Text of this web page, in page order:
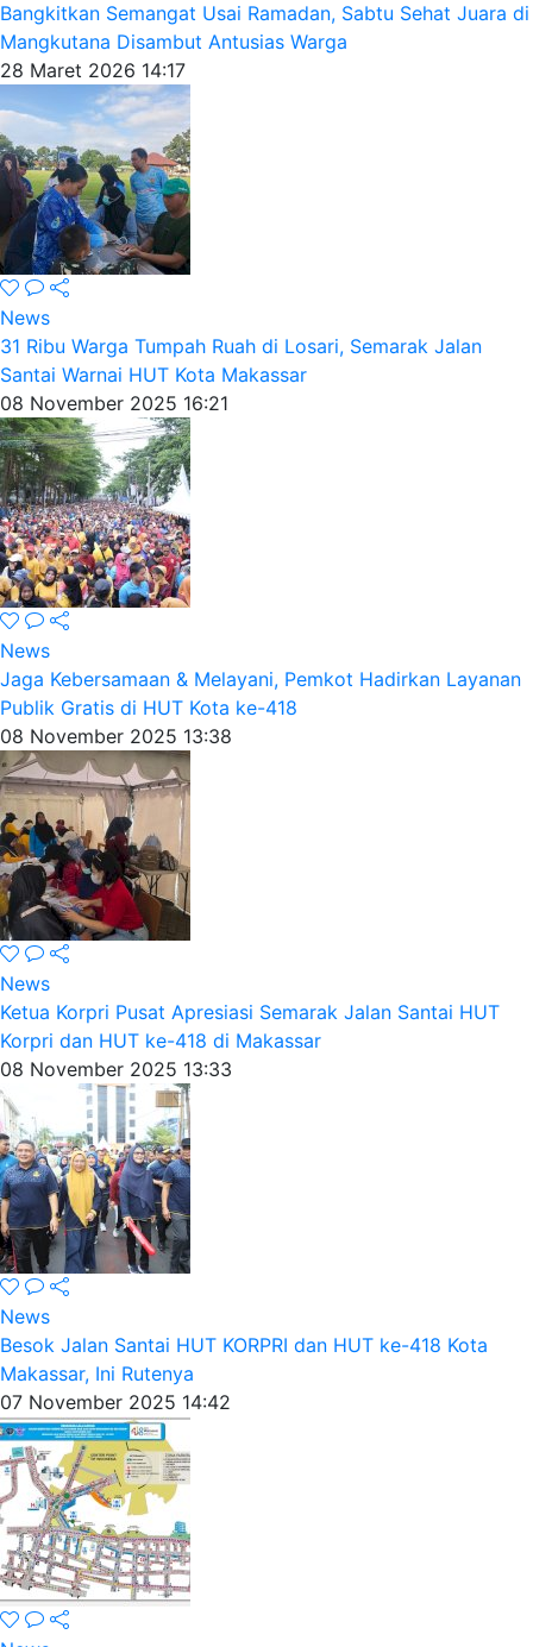
Bangkitkan Semangat Usai Ramadan, Sabtu Sehat Juara di
Mangkutana Disambut Antusias Warga
28 Maret 2026 14:17
News
31 Ribu Warga Tumpah Ruah di Losari, Semarak Jalan
Santai Warnai HUT Kota Makassar
08 November 2025 16:21
News
Jaga Kebersamaan & Melayani, Pemkot Hadirkan Layanan
Publik Gratis di HUT Kota ke-418
08 November 2025 13:38
News
Ketua Korpri Pusat Apresiasi Semarak Jalan Santai HUT
Korpri dan HUT ke-418 di Makassar
08 November 2025 13:33
News
Besok Jalan Santai HUT KORPRI dan HUT ke-418 Kota
Makassar, Ini Rutenya
07 November 2025 14:42